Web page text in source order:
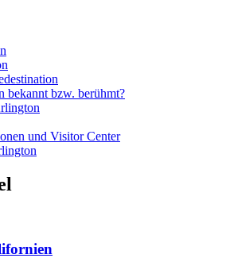
bekannt bzw. berühmt?
und Visitor Center